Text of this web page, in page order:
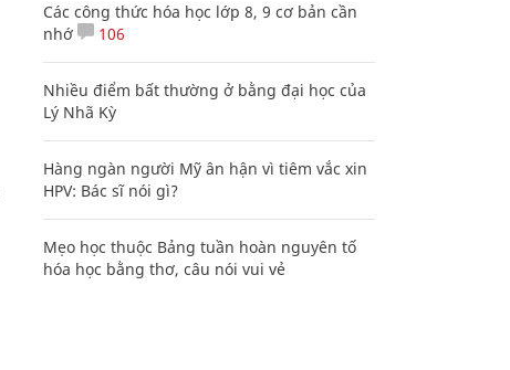
Các công thức hóa học lớp 8, 9 cơ bản cần
nhớ
106
Nhiều điểm bất thường ở bằng đại học của
Lý Nhã Kỳ
Hàng ngàn người Mỹ ân hận vì tiêm vắc xin
HPV: Bác sĩ nói gì?
Mẹo học thuộc Bảng tuần hoàn nguyên tố
hóa học bằng thơ, câu nói vui vẻ